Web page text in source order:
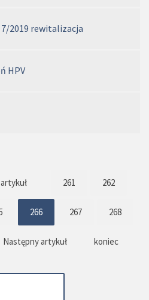
2019 rewitalizacja
HPV
261 262
266 267 268
Następny artykuł koniec